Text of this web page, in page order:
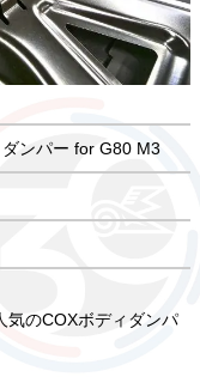
ンパー for G80 M3
気のCOXボディダンパ